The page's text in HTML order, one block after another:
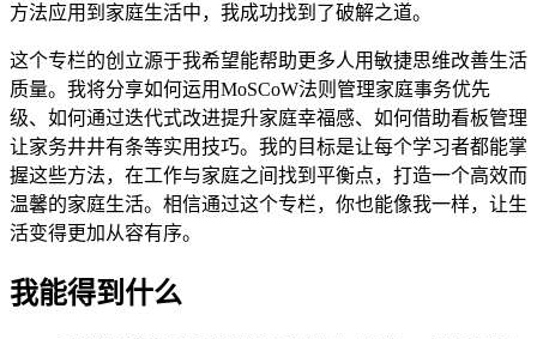
方法应用到家庭生活中，我成功找到了破解之道。
这个专栏的创立源于我希望能帮助更多人用敏捷思维改善生活
质量。我将分享如何运用MoSCoW法则管理家庭事务优先
级、如何通过迭代式改进提升家庭幸福感、如何借助看板管理
让家务井井有条等实用技巧。我的目标是让每个学习者都能掌
握这些方法，在工作与家庭之间找到平衡点，打造一个高效而
温馨的家庭生活。相信通过这个专栏，你也能像我一样，让生
活变得更加从容有序。
我能得到什么